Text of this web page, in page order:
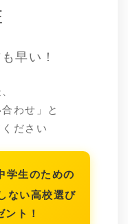
早い！
わせ」と
ださい
学生のための
ない高校選び
ト！